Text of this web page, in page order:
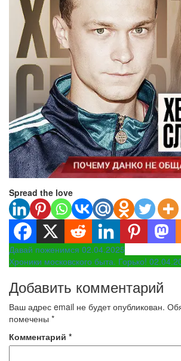
Spread the love
Навигация
по
записям
Давай поженимся 02.04.2025
Хроники московского быта. Горько!
Добавить комментарий
Ваш адрес email не будет опубликован.
помечены *
Комментарий *